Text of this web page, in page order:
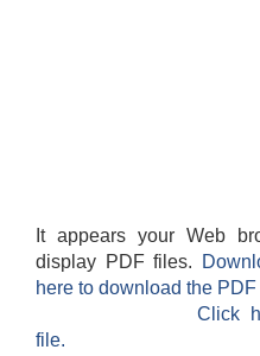
It appears your Web
display PDF files.
here to download the PDF
Click
file.